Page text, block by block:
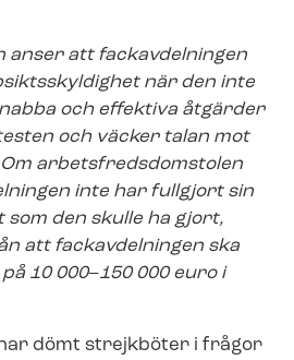
att fackavdelningen
när den inte
och effektiva åtgärder
och väcker talan mot
ar­bets­freds­dom­sto­len
inte har fullgjort sin
den skulle ha gjort,
att fackavdelningen ska
10 000–150 000 euro i
dömt strejkböter i frågor